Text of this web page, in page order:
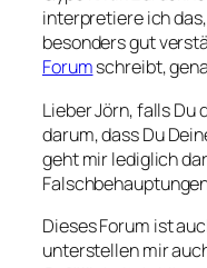
interpretiere ich
besonders gut
Forumschreibt,
Lieber Jörn, falls Du
darum, dass Du
geht mir lediglich
Dieses Forum ist
unterstellen mir